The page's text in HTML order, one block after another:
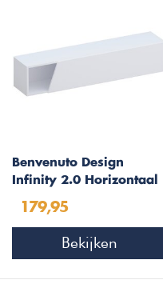
Benvenuto Design
Infinity 2.0 Horizontaal
Afgeschuind
179,95
Bekijken